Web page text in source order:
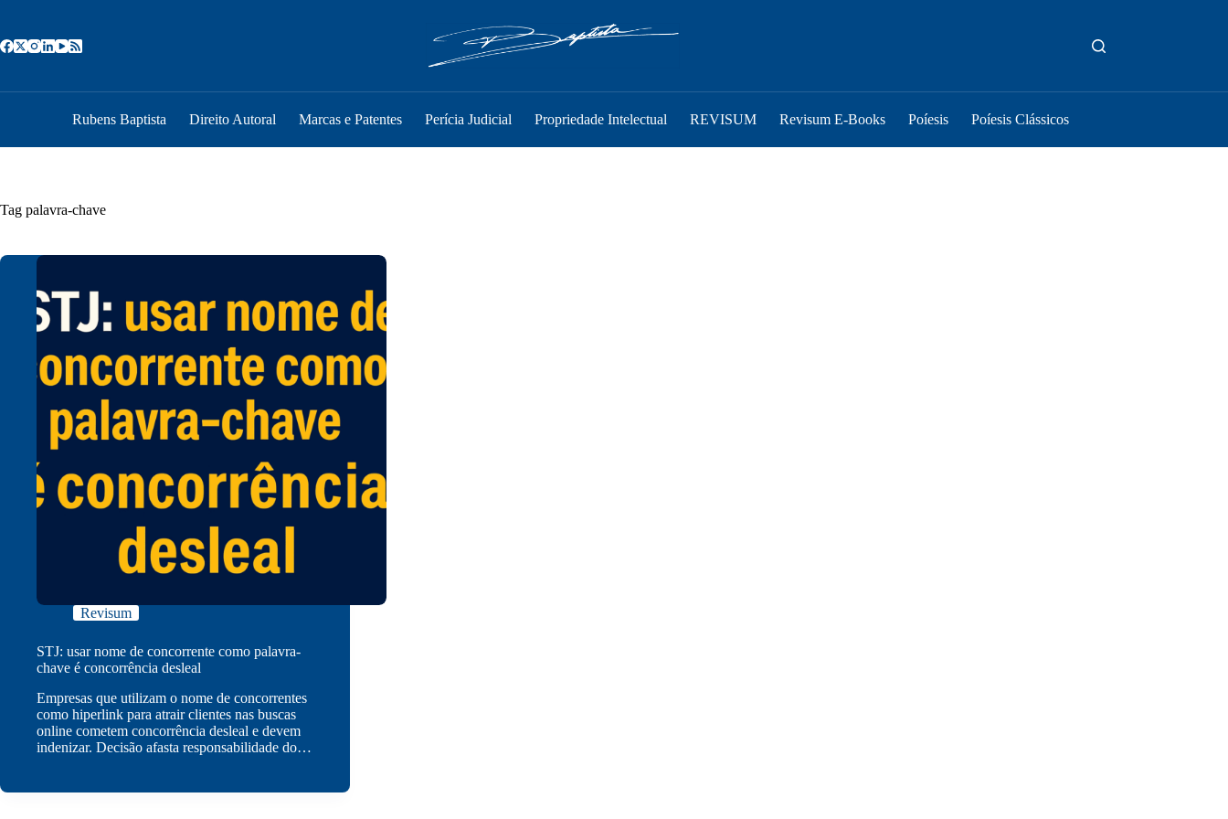
o
conteúdo
Rubens Baptista Direito Autoral Marcas e Patentes Perícia Judicial Propriedade Intelectual REVISUM Revisum E-Books Poíesis Poíesis Clássicos
Tag palavra-chave
Revisum
STJ: usar nome de concorrente como palavra-
chave é concorrência desleal
Empresas que utilizam o nome de concorrentes
como hiperlink para atrair clientes nas buscas
online cometem concorrência desleal e devem
indenizar. Decisão afasta responsabilidade do…